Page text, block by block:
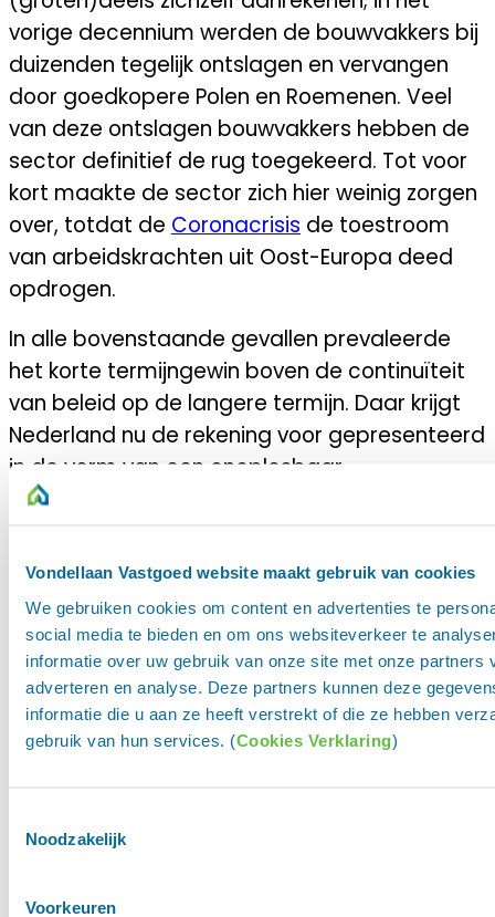
Vondellaan Vastgoed website maakt gebruik van cookies
We gebruiken cookies om content en advertenties te
social media te bieden en om ons websiteverkeer te
informatie over uw gebruik van onze site met onze partners
adverteren en analyse. Deze partners kunnen deze
informatie die u aan ze heeft verstrekt of die ze hebben
gebruik van hun services. (Cookies Verklaring)
Noodzakelijk
Voorkeuren
vorige decennium werden de bouwvakkers bij
duizenden tegelijk ontslagen en vervangen
door goedkopere Polen en Roemenen. Veel
van deze ontslagen bouwvakkers hebben de
sector definitief de rug toegekeerd. Tot voor
kort maakte de sector zich hier weinig zorgen
over, totdat de Coronacrisis de toestroom
van arbeidskrachten uit Oost-Europa deed
opdrogen.
In alle bovenstaande gevallen prevaleerde
het korte termijngewin boven de continuïteit
van beleid op de langere termijn. Daar krijgt
Nederland nu de rekening voor gepresenteerd
in de vorm van een onoplosbaar
woningtekort.
Gerelateerde artikelen